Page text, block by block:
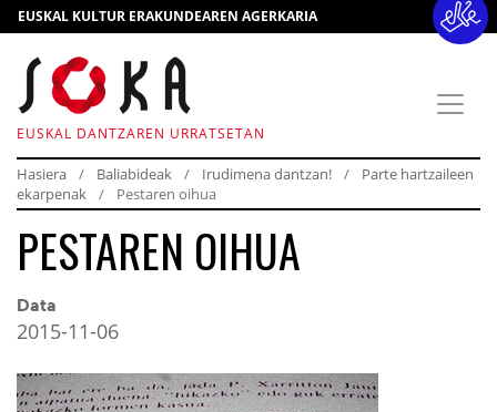
EUSKAL KULTUR ERAKUNDEAREN AGERKARIA
EUSKAL DANTZAREN URRATSETAN
Hasiera Baliabideak Irudimena dantzan!
Parte hartzaileen
ekarpenak
Pestaren oihua
PESTAREN OIHUA
Data
2015-11-06